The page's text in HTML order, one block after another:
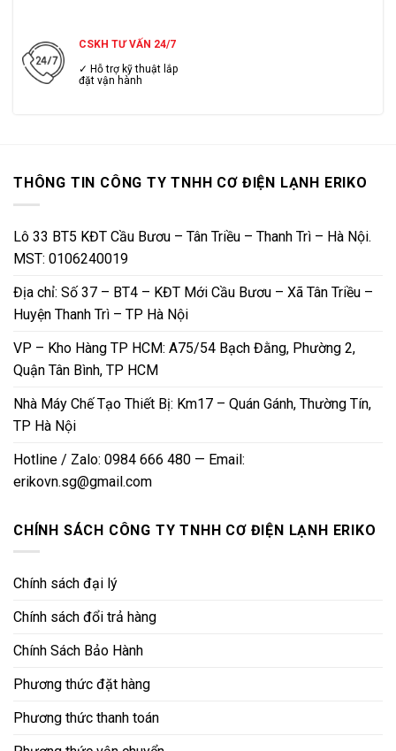
CSKH TƯ VẤN 24/7
✓ Hỗ trợ kỹ thuật lắp
đặt vận hành
THÔNG TIN CÔNG TY TNHH CƠ ĐIỆN LẠNH ERIKO
Lô 33 BT5 KĐT Cầu Bươu – Tân Triều – Thanh Trì – Hà Nội.
MST: 0106240019
Địa chỉ: Số 37 – BT4 – KĐT Mới Cầu Bươu – Xã Tân Triều –
Huyện Thanh Trì – TP Hà Nội
VP – Kho Hàng TP HCM: A75/54 Bạch Đằng, Phường 2,
Quận Tân Bình, TP HCM
Nhà Máy Chế Tạo Thiết Bị: Km17 – Quán Gánh, Thường Tín,
TP Hà Nội
Hotline / Zalo: 0984 666 480 — Email:
erikovn.sg@gmail.com
CHÍNH SÁCH CÔNG TY TNHH CƠ ĐIỆN LẠNH ERIKO
Chính sách đại lý
Chính sách đổi trả hàng
Chính Sách Bảo Hành
Phương thức đặt hàng
Phương thức thanh toán